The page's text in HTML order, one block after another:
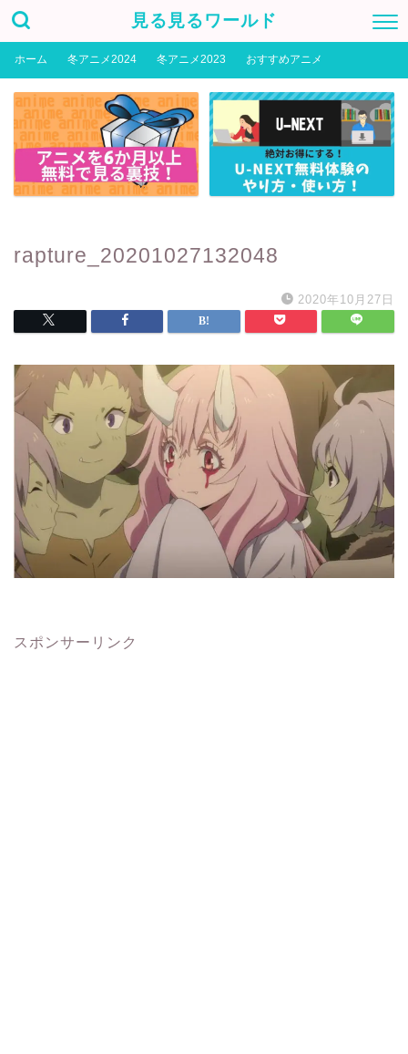
見る見るワールド
ホーム 冬アニメ2024 冬アニメ2023 おすすめアニメ
rapture_20201027132048
2020年10月27日
スポンサーリンク